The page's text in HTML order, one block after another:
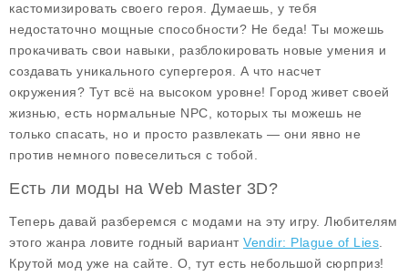
кастомизировать своего героя. Думаешь, у тебя
недостаточно мощные способности? Не беда! Ты можешь
прокачивать свои навыки, разблокировать новые умения и
создавать уникального супергероя. А что насчет
окружения? Тут всё на высоком уровне! Город живет своей
жизнью, есть нормальные NPC, которых ты можешь не
только спасать, но и просто развлекать — они явно не
против немного повеселиться с тобой.
Есть ли моды на Web Master 3D?
Теперь давай разберемся с модами на эту игру. Любителям
этого жанра ловите годный вариант Vendir: Plague of Lies
Крутой мод уже на сайте. О, тут есть небольшой сюрприз!